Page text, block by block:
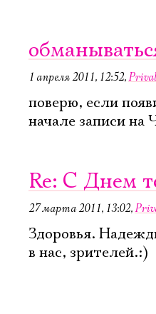
1 апреля 2011, 12:52,
поверю, если
начале записи на
Re: C Днем
27 марта 2011, 13:02,
Здоровья.
в нас, зрителей.:)